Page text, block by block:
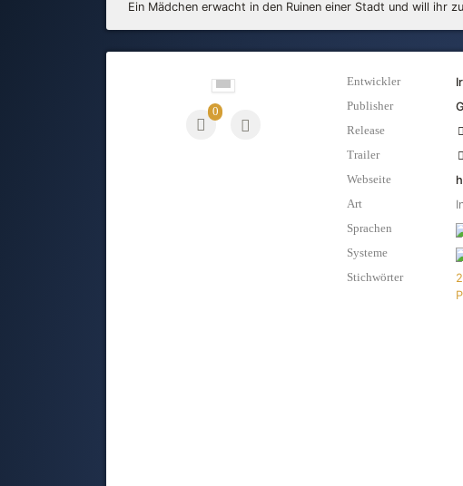
Ein Mädchen erwacht in den Ruinen einer Stadt und will ihr
0
Entwickler
Publisher
Release
Trailer
Webseite
Art
Sprachen
Systeme
Stichwörter